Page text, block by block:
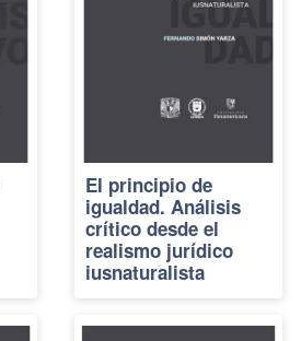
El principio de
igualdad. Análisis
crítico desde el
realismo jurídico
iusnaturalista